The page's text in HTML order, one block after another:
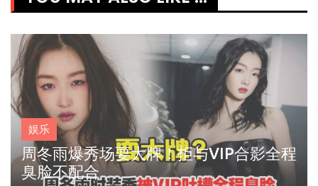
娱乐
周冬雨爆秀场耍大牌！拒与VIP合影全程
臭脸不配合